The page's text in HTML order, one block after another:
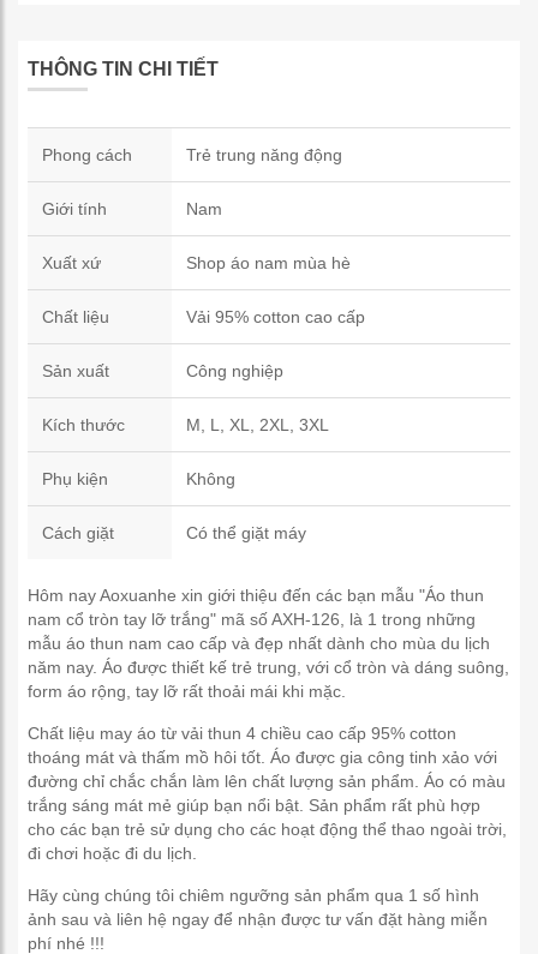
THÔNG TIN CHI TIẾT
Phong cách Trẻ trung năng động
Giới tính Nam
Xuất xứ Shop áo nam mùa hè
Chất liệu Vải 95% cotton cao cấp
Sản xuất Công nghiệp
Kích thước M, L, XL, 2XL, 3XL
Phụ kiện Không
Cách giặt Có thể giặt máy
Hôm nay Aoxuanhe xin giới thiệu đến các bạn mẫu "Áo thun
nam cổ tròn tay lỡ trắng" mã số AXH-126, là 1 trong những
mẫu áo thun nam cao cấp và đẹp nhất dành cho mùa du lịch
năm nay. Áo được thiết kế trẻ trung, với cổ tròn và dáng suông,
form áo rộng, tay lỡ rất thoải mái khi mặc.
Chất liệu may áo từ vải thun 4 chiều cao cấp 95% cotton
thoáng mát và thấm mồ hôi tốt. Áo được gia công tinh xảo với
đường chỉ chắc chắn làm lên chất lượng sản phẩm. Áo có màu
trắng sáng mát mẻ giúp bạn nổi bật. Sản phẩm rất phù hợp
cho các bạn trẻ sử dụng cho các hoạt động thể thao ngoài trời,
đi chơi hoặc đi du lịch.
Hãy cùng chúng tôi chiêm ngưỡng sản phẩm qua 1 số hình
ảnh sau và liên hệ ngay để nhận được tư vấn đặt hàng miễn
phí nhé !!!